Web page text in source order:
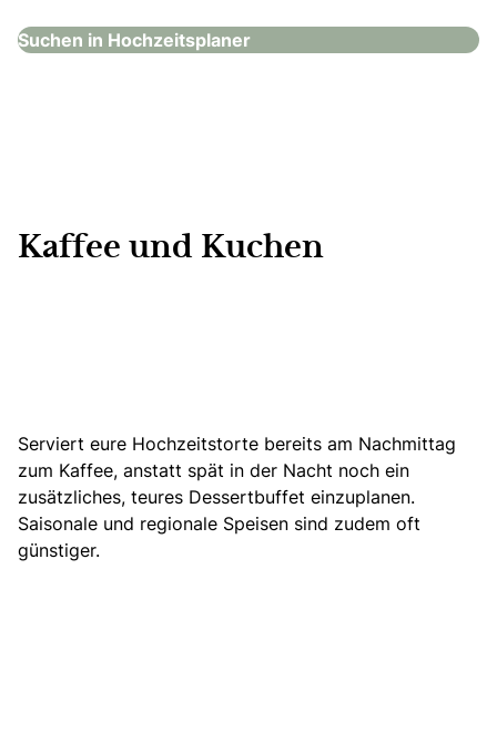
Suchen in Hochzeitsplaner
Kaffee und Kuchen
Serviert eure Hochzeitstorte bereits am Nachmittag
zum Kaffee, anstatt spät in der Nacht noch ein
zusätzliches, teures Dessertbuffet einzuplanen.
Saisonale und regionale Speisen sind zudem oft
günstiger.